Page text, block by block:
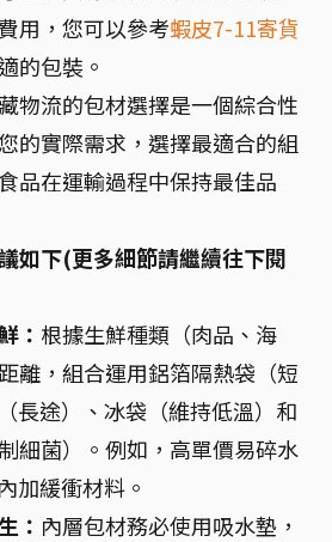
用，您可以參考蝦皮7-11寄貨
的包裝。
物流的包材選擇是一個綜合性
的實際需求，選擇最適合的組
品在運輸過程中保持最佳品
如下(更多細節請繼續往下閱
： 根據生鮮種類（肉品、海
離，組合運用鋁箔隔熱袋（短
長途）、冰袋（維持低溫）和
細菌）。例如，高單價易碎水
加緩衝材料。
： 內層包材務必使用吸水墊，